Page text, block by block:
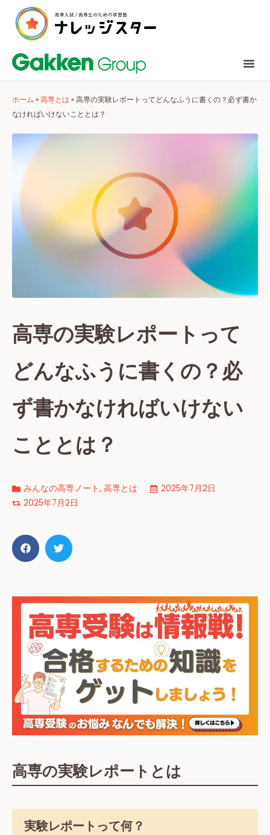
ホーム »高専とは »高専の実験レポートってどんなふうに書くの？必ず書か
なければいけないこととは？
高専の実験レポートって
どんなふうに書くの？必
ず書かなければいけない
こととは？
みんなの高専ノート, 高専とは
2025年7月2日
2025年7月2日
高専の実験レポートとは
実験レポートって何？